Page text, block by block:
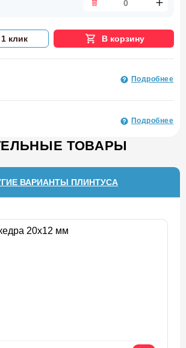
клик В корзину
Подробнее
Подробнее
ТОВАРЫ
ВАРИАНТЫ ПЛИНТУСА